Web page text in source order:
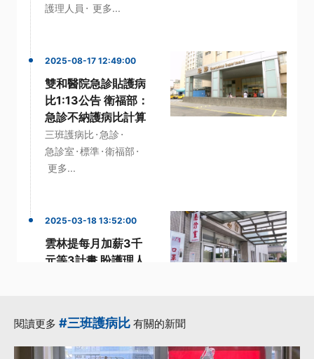
護理人員 · 更多...
2025-08-17 12:49:00
雙和醫院急診貼護病
比1:13公告 衛福部：
急診不納護病比計算
三班護病比 · 急診 ·
急診室 ·標準·衛福部 ·
更多...
2025-03-18 13:52:00
雲林提每月加薪3千
元等3計畫 盼護理人
更多...
閱讀更多 #三班護病比 有關的新聞